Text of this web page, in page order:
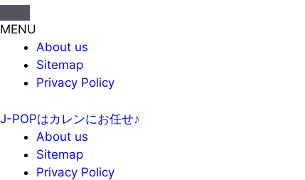
MENU
About us
Sitemap
Privacy Policy
J-POPはカレンにお任せ♪
About us
Sitemap
Privacy Policy